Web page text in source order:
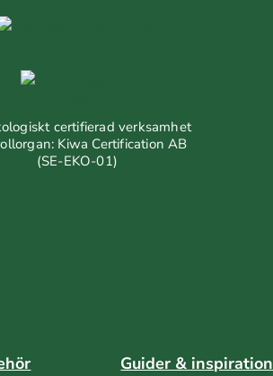
certifierad verksamhet
Kiwa Certification AB
(SE-EKO-01)
Guider & inspiration